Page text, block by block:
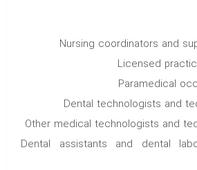
– Dental assistants and dental